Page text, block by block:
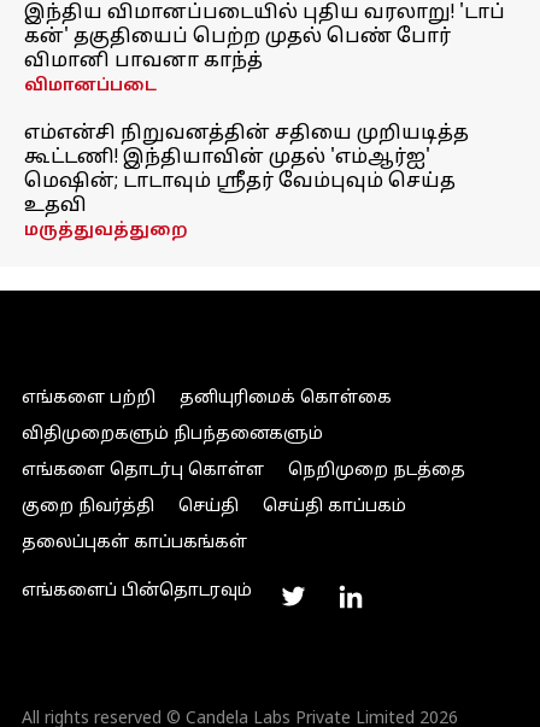
இந்திய விமானப்படையில் புதிய வரலாறு! 'டாப்
கன்' தகுதியைப் பெற்ற முதல் பெண் போர்
விமானி பாவனா காந்த்
விமானப்படை
எம்என்சி நிறுவனத்தின் சதியை முறியடித்த
கூட்டணி! இந்தியாவின் முதல் 'எம்ஆர்ஐ'
மெஷின்; டாடாவும் ஸ்ரீதர் வேம்புவும் செய்த
உதவி
மருத்துவத்துறை
எங்களை பற்றி
தனியுரிமைக் கொள்கை
விதிமுறைகளும் நிபந்தனைகளும்
எங்களை தொடர்பு கொள்ள
நெறிமுறை நடத்தை
குறை நிவர்த்தி
செய்தி
செய்தி காப்பகம்
தலைப்புகள் காப்பகங்கள்
எங்களைப் பின்தொடரவும்
All rights reserved © Candela Labs Private Limited 2026